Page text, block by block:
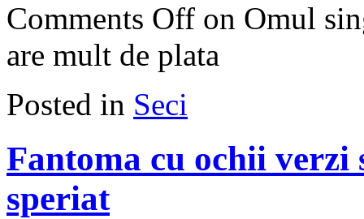
Comments Off on Omul
are mult de plata
Posted in Seci
Fantoma cu ochii verzi
speriat